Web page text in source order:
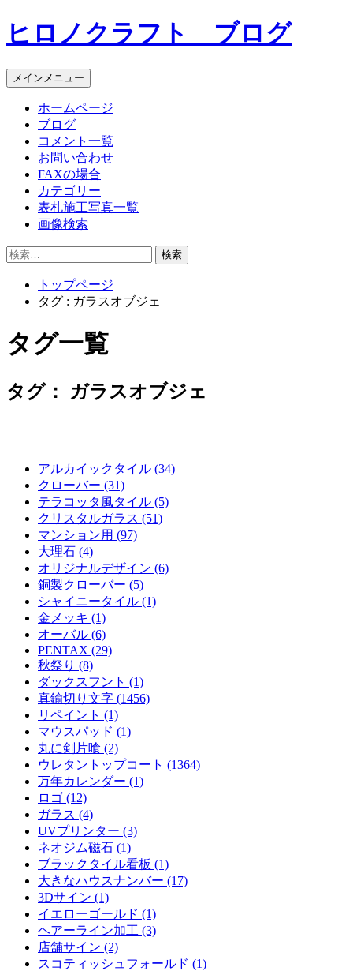
コ
ン
ン
ツ
ヒロノクラフト ブログ
メインメニュー
ホームページ
ブログ
コメント一覧
お問い合わせ
FAXの場合
カテゴリー
表札施工写真一覧
画像検索
検
トップページ
タグ : ガラスオブジェ
タグ一覧
タグ： ガラスオブジェ
アルカイックタイル (34)
クローバー (31)
テラコッタ風タイル (5)
クリスタルガラス (51)
マンション用 (97)
大理石 (4)
オリジナルデザイン (6)
銅製クローバー (5)
シャイニータイル (1)
金メッキ (1)
オーバル (6)
PENTAX (29)
秋祭り (8)
ダックスフント (1)
真鍮切り文字 (1456)
リペイント (1)
マウスパッド (1)
丸に剣片喰 (2)
ウレタントップコート (1364)
万年カレンダー (1)
ロゴ (12)
ガラス (4)
UVプリンター (3)
ネオジム磁石 (1)
ブラックタイル看板 (1)
大きなハウスナンバー (17)
3Dサイン (1)
イエローゴールド (1)
ヘアーライン加工 (3)
店舗サイン (2)
スコティッシュフォールド (1)